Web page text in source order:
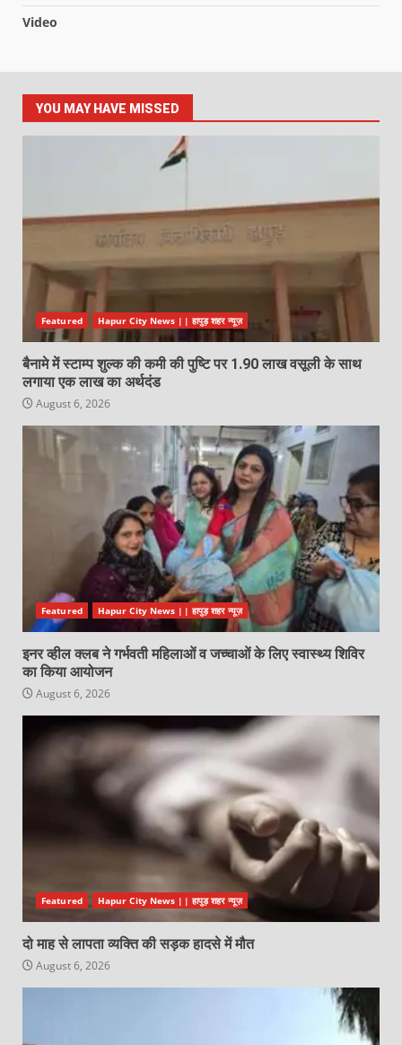
Video
YOU MAY HAVE MISSED
Featured Hapur City News || हापुड़ शहर न्यूज़
बैनामे में स्टाम्प शुल्क की कमी की पुष्टि पर 1.90 लाख वसूली के साथ
लगाया एक लाख का अर्थदंड
August 6, 2026
Featured Hapur City News || हापुड़ शहर न्यूज़
इनर व्हील क्लब ने गर्भवती महिलाओं व जच्चाओं के लिए स्वास्थ्य शिविर
का किया आयोजन
August 6, 2026
Featured Hapur City News || हापुड़ शहर न्यूज़
दो माह से लापता व्यक्ति की सड़क हादसे में मौत
August 6, 2026